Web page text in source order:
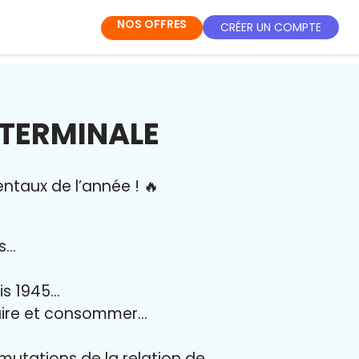
NOS OFFRES CRÉER UN COMPTE
de l’année ! 🔥
1945…
et consommer…